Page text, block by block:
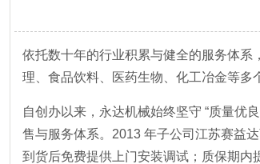
依托数十年的行业积累与健全的服务体
理、食品饮料、医药生物、化工冶金等多
自创办以来，永达机械始终坚守 “质量优
售与服务体系。2013 年子公司江苏赛益
到货后免费提供上门安装调试；质保期内